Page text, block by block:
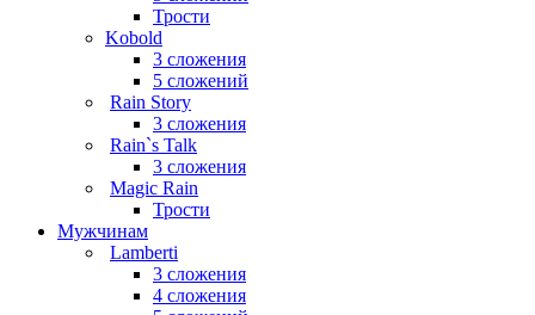
Трости
Kobold
3 сложения
5 сложений
Rain Story
3 сложения
Rain`s Talk
3 сложения
Magic Rain
Трости
Мужчинам
Lamberti
3 сложения
4 сложения